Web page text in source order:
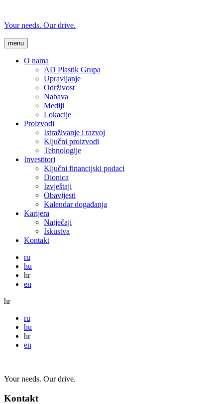
Your needs. Our drive.
menu
O nama
AD Plastik Grupa
Upravljanje
Održivost
Nabava
Mediji
Lokacije
Proizvodi
Istraživanje i razvoj
Ključni proizvodi
Tehnologije
Investitori
Ključni financijski podaci
Dionica
Izvještaji
Obavijesti
Kalendar događanja
Karijera
Natječaji
Iskustva
Kontakt
ru
hu
hr
en
hr
ru
hu
hr
en
Your needs. Our drive.
Kontakt